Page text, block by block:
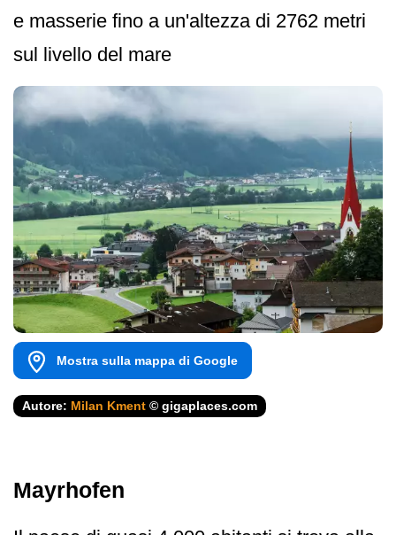
e masserie fino a un'altezza di 2762 metri
sul livello del mare
Mostra sulla mappa di Google
Autore: Milan Kment © gigaplaces.com
Mayrhofen